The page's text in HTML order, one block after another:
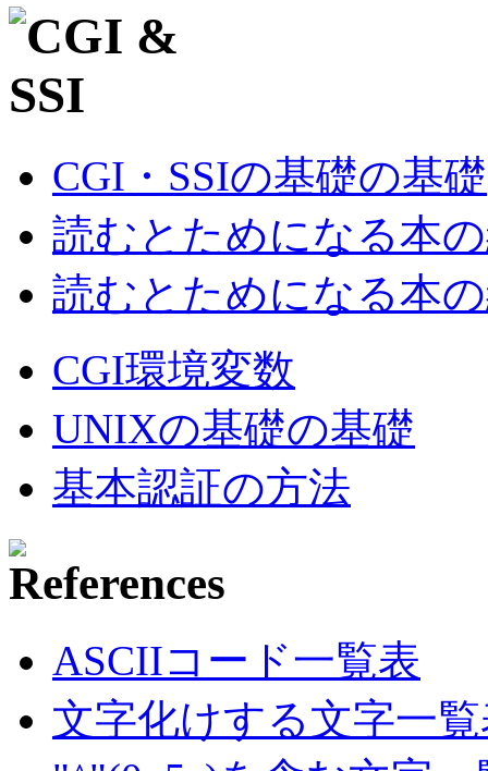
CGI・SSIの基礎の基礎
読むとためになる本
読むとためになる本
CGI環境変数
UNIXの基礎の基礎
基本認証の方法
ASCIIコード一覧表
文字化けする文字一